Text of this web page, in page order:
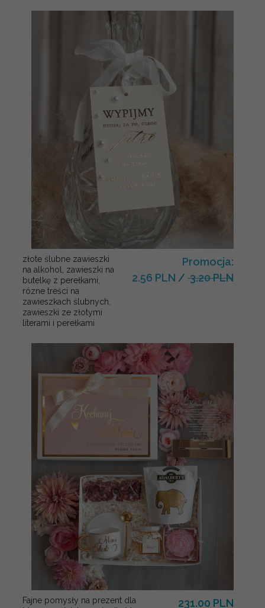
złote ślubne zawieszki
na alkohol, zawieszki na
butelkę z perełkami,
rózne treści na
zawieszkach ślubnych,
zawieszki ze złotymi
literami i perełkami
Promocja:
2.56 PLN / 3.20 PLN
Fajne pomysły na prezent dla
231.00 PLN